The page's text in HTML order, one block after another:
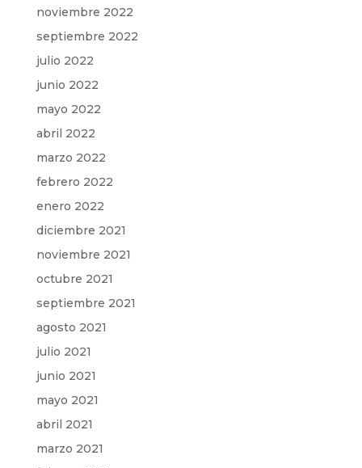
noviembre 2022
septiembre 2022
julio 2022
junio 2022
mayo 2022
abril 2022
marzo 2022
febrero 2022
enero 2022
diciembre 2021
noviembre 2021
octubre 2021
septiembre 2021
agosto 2021
julio 2021
junio 2021
mayo 2021
abril 2021
marzo 2021